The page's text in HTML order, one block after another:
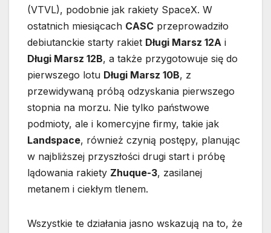
(VTVL), podobnie jak rakiety SpaceX. W
ostatnich miesiącach CASC przeprowadziło
debiutanckie starty rakiet Długi Marsz 12A i
Długi Marsz 12B, a także przygotowuje się do
pierwszego lotu Długi Marsz 10B, z
przewidywaną próbą odzyskania pierwszego
stopnia na morzu. Nie tylko państwowe
podmioty, ale i komercyjne firmy, takie jak
Landspace, również czynią postępy, planując
w najbliższej przyszłości drugi start i próbę
lądowania rakiety Zhuque-3, zasilanej
metanem i ciekłym tlenem.
Wszystkie te działania jasno wskazują na to, że